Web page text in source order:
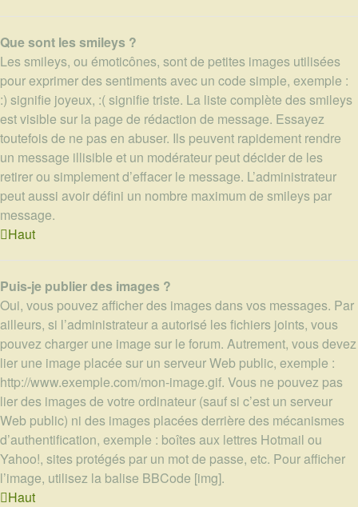
Que sont les smileys ?
Les smileys, ou émoticônes, sont de petites images utilisées
pour exprimer des sentiments avec un code simple, exemple :
:) signifie joyeux, :( signifie triste. La liste complète des smileys
est visible sur la page de rédaction de message. Essayez
toutefois de ne pas en abuser. Ils peuvent rapidement rendre
un message illisible et un modérateur peut décider de les
retirer ou simplement d’effacer le message. L’administrateur
peut aussi avoir défini un nombre maximum de smileys par
message.
Haut
Puis-je publier des images ?
Oui, vous pouvez afficher des images dans vos messages. Par
ailleurs, si l’administrateur a autorisé les fichiers joints, vous
pouvez charger une image sur le forum. Autrement, vous devez
lier une image placée sur un serveur Web public, exemple :
http://www.exemple.com/mon-image.gif. Vous ne pouvez pas
lier des images de votre ordinateur (sauf si c’est un serveur
Web public) ni des images placées derrière des mécanismes
d’authentification, exemple : boîtes aux lettres Hotmail ou
Yahoo!, sites protégés par un mot de passe, etc. Pour afficher
l’image, utilisez la balise BBCode [img].
Haut